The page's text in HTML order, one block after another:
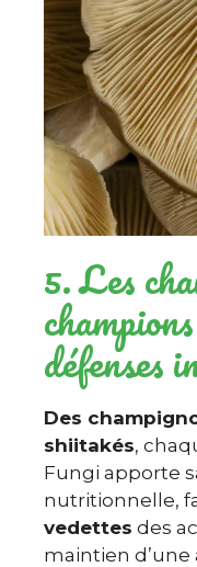
5. Les
défenses
Des
shiitakés,
Fungi apporte
nutritionnelle,
vedettes des
maintien